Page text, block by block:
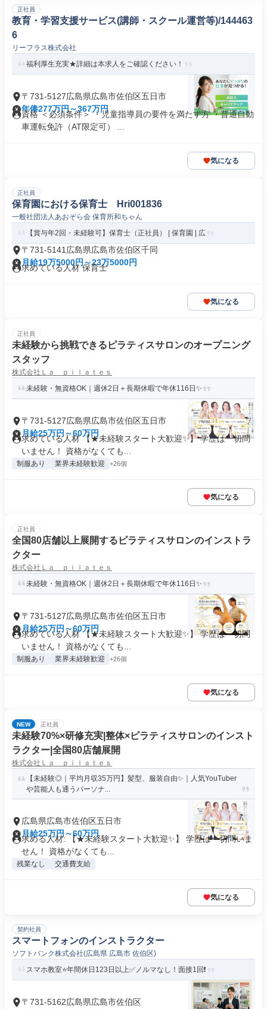
正社員
教育・学習支援サービス(講師・スクール運営等)/144463
6
リーフラス株式会社
福利厚生充実★詳細は本求人をご確認ください！
〒731-5127広島県広島市佐伯区五日市
年俸277万円～367万円
資格 ＜必須条件＞ ・児童指導員の要件を満たす方 ・普通自動
車運転免許（AT限定可） ...
気になる
正社員
保育園における保育士 Hri001836
一般社団法人あおぞら会 保育所和ちゃん
【賞与年2回・未経験可】保育士（正社員） | 保育園 | 広
〒731-5141広島県広島市佐伯区千同
月給19万5000円～23万5000円
求めている人材 保育士
気になる
正社員
未経験から挑戦できるピラティスサロンのオープニング
スタッフ
株式会社Ｌａ ｐｉｌａｔｅｓ
未経験・無資格OK｜週休2日＋長期休暇で年休116日✨
〒731-5127広島県広島市佐伯区五日市
月給25万円～60万円
求めている人材 【★未経験スタート大歓迎✨】 学歴は一切問
いません！ 資格がなくても...
制服あり 業界未経験歓迎 +26個
気になる
正社員
全国80店舗以上展開するピラティスサロンのインストラ
クター
株式会社Ｌａ ｐｉｌａｔｅｓ
未経験・無資格OK｜週休2日＋長期休暇で年休116日✨
〒731-5127広島県広島市佐伯区五日市
月給25万円～60万円
求めている人材 【★未経験スタート大歓迎✨】 学歴は一切問
いません！ 資格がなくても...
制服あり 業界未経験歓迎 +26個
気になる
NEW 正社員
未経験70%×研修充実|整体×ピラティスサロンのインスト
ラクター|全国80店舗展開
株式会社Ｌａ ｐｉｌａｔｅｓ
【未経験◎｜平均月収35万円】髪型、服装自由✨｜人気YouTuber
や芸能人も通うパーソナ...
広島県広島市佐伯区五日市
月給25万円～60万円
求める人材: 【★未経験スタート大歓迎✨】 学歴は一切問いま
せん！ 資格がなくても...
残業なし 交通費支給
気になる
契約社員
スマートフォンのインストラクター
ソフトバンク株式会社(広島県 広島市 佐伯区)
スマホ教室⭐年間休日123日以上✅️ノルマなし！面接1回❗️
〒731-5162広島県広島市佐伯区